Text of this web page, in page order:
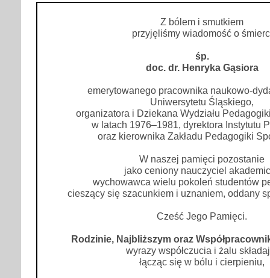
Z bólem i smutkiem
przyjęliśmy wiadomość o
śp.
doc. dr. Henryka Gąsiora
emerytowanego pracownika naukowo-
Uniwersytetu Śląskiego,
organizatora i Dziekana Wydziału
w latach 1976–1981, dyrektora Instytutu
oraz kierownika Zakładu Pedagogiki
W naszej pamięci pozostanie
jako ceniony nauczyciel
wychowawca wielu pokoleń studentów
cieszący się szacunkiem i uznaniem, oddany
Cześć Jego Pamięci.
Rodzinie, Najbliższym oraz
wyrazy współczucia i żalu
łącząc się w bólu i cierpieniu,